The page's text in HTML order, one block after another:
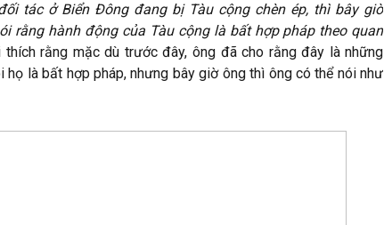
tác ở Biển Đông đang bị Tàu cộng chèn ép, thì bây giờ
rằng hành động của Tàu cộng là bất hợp pháp theo quan
rằng mặc dù trước đây, ông đã cho rằng đây là những
họ là bất hợp pháp, nhưng bây giờ ông thì ông có thể nói như